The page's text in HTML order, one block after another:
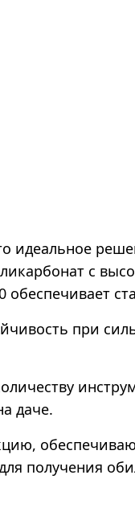
идеальное
с
при
даче.
получения